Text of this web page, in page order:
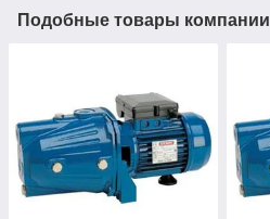
Подобные товары компании